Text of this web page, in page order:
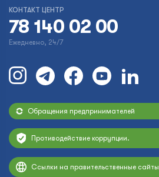
КОНТАКТ ЦЕНТР
78 140 02 00
Ежедневно, 24/7
Обращения предпринимателей
Противодействие коррупции.
Ссылки на правительственные сайты